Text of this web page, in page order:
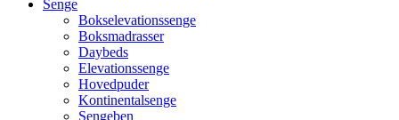
Senge
Bokselevationssenge
Boksmadrasser
Daybeds
Elevationssenge
Hovedpuder
Kontinentalsenge
Sengeben